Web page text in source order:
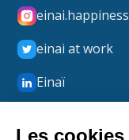
einai.happiness
einai at work
Einaï